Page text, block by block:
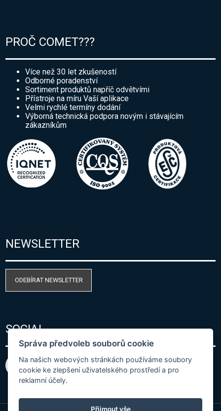
PROČ COMET???
Více než 30 let zkušeností
Odborné poradenství
Sortiment produktů napříč odvětvími
Přístroje na míru Vaší aplikace
Velmi rychlé termíny dodání
Výborná technická podpora novým i stávajícím
zákazníkům
NEWSLETTER
ODEBÍRAT NEWSLETTER
SOCIAL
Správa předvoleb souborů cookie
Na našich webových stránkách používáme soubory
cookie ke zlepšení uživatelského prostředí a pro
reklamní účely.
Přijmout vše